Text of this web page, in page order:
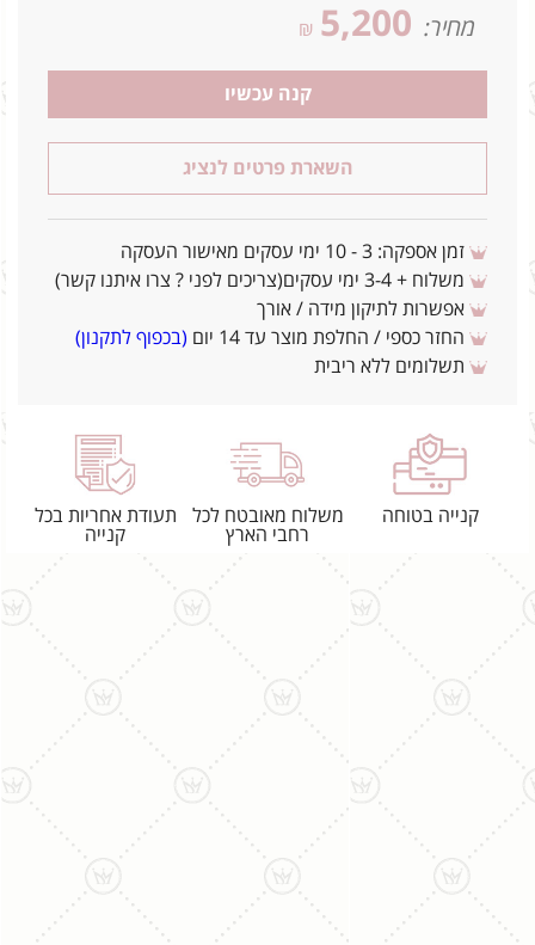
מחיר: 5,200
₪
קנה עכשיו
השארת פרטים לנציג
זמן אספקה: 3 - 10 ימי עסקים מאישור העסקה
משלוח + 3-4 ימי עסקים(צריכים לפני ? צרו איתנו קשר)
אפשרות לתיקון מידה / אורך
החזר כספי / החלפת מוצר עד 14 יום
(בכפוף לתקנון)
תשלומים ללא ריבית
קנייה בטוחה
משלוח מאובטח לכל
רחבי הארץ
תעודת אחריות בכל
קנייה